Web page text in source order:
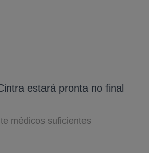
estará pronta no final
médicos suficientes